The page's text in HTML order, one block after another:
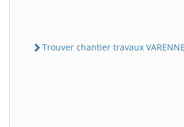
Trouver chantier travaux